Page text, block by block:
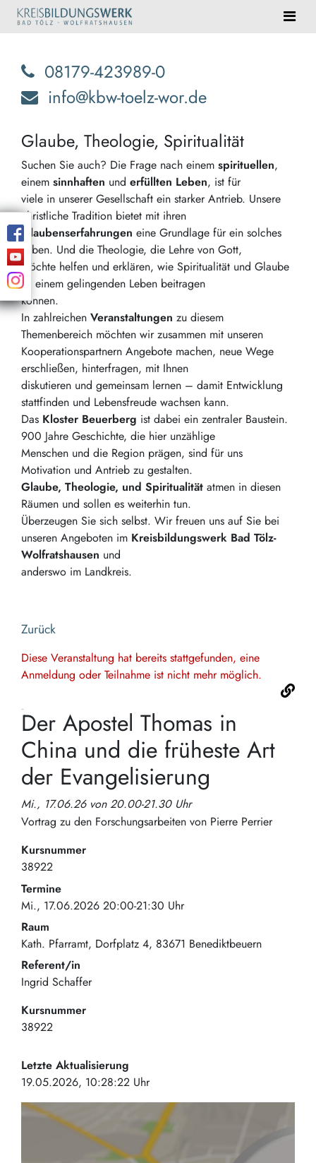
08179-423989-0
info@kbw-toelz-wor.de
Glaube, Theologie, Spiritualität
Suchen Sie auch? Die Frage nach einem spirituellen,
einem sinnhaften und erfüllten Leben, ist für
viele in unserer Gesellschaft ein starker Antrieb. Unsere
christliche Tradition bietet mit ihren
Glaubenserfahrungen eine Grundlage für ein solches
Leben. Und die Theologie, die Lehre von Gott,
möchte helfen und erklären, wie Spiritualität und Glaube
zu einem gelingenden Leben beitragen
können.
In zahlreichen Veranstaltungen zu diesem
Themenbereich möchten wir zusammen mit unseren
Kooperationspartnern Angebote machen, neue Wege
erschließen, hinterfragen, mit Ihnen
diskutieren und gemeinsam lernen – damit Entwicklung
stattfinden und Lebensfreude wachsen kann.
Das Kloster Beuerberg ist dabei ein zentraler Baustein.
900 Jahre Geschichte, die hier unzählige
Menschen und die Region prägen, sind für uns
Motivation und Antrieb zu gestalten.
Glaube, Theologie, und Spiritualität atmen in diesen
Räumen und sollen es weiterhin tun.
Überzeugen Sie sich selbst. Wir freuen uns auf Sie bei
unseren Angeboten im Kreisbildungswerk Bad Tölz-
Wolfratshausen und
anderswo im Landkreis.
Zurück
Diese Veranstaltung hat bereits stattgefunden, eine
Anmeldung oder Teilnahme ist nicht mehr möglich.
Der Apostel Thomas in
China und die früheste Art
der Evangelisierung
Mi., 17.06.26 von 20.00-21.30 Uhr
Vortrag zu den Forschungsarbeiten von Pierre Perrier
Kursnummer
38922
Termine
Mi., 17.06.2026 20:00-21:30 Uhr
Raum
Kath. Pfarramt Dorfplatz 4 83671 Benediktbeuern
Referent/in
Ingrid Schaffer
Kursnummer
38922
Letzte Aktualisierung
19.05.2026, 10:28:22 Uhr